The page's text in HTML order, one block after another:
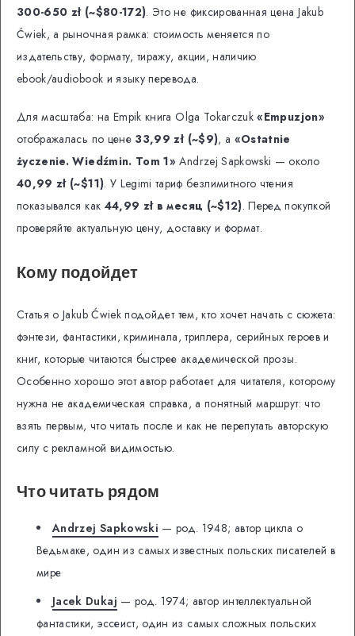
300-650 zł (~$80-172). Это не фиксированная цена Jakub
Ćwiek, а рыночная рамка: стоимость меняется по
издательству, формату, тиражу, акции, наличию
ebook/audiobook и языку перевода.
Для масштаба: на Empik книга Olga Tokarczuk«Empuzjon»
отображалась по цене 33,99 zł (~$9), а «Ostatnie
życzenie. Wiedźmin. Tom 1» Andrzej Sapkowski — около
40,99 zł (~$11). У Legimi тариф безлимитного чтения
показывался как 44,99 zł в месяц (~$12). Перед покупкой
проверяйте актуальную цену, доставку и формат.
Кому подойдет
Статья о Jakub Ćwiek подойдет тем, кто хочет начать с сюжета:
фэнтези, фантастики, криминала, триллера, серийных героев и
книг, которые читаются быстрее академической прозы.
Особенно хорошо этот автор работает для читателя, которому
нужна не академическая справка, а понятный маршрут: что
взять первым, что читать после и как не перепутать авторскую
силу с рекламной видимостью.
Что читать рядом
Andrzej Sapkowski — род. 1948; автор цикла о
Ведьмаке, один из самых известных польских писателей в
мире
Jacek Dukaj — род. 1974; автор интеллектуальной
фантастики, эссеист, один из самых сложных польских